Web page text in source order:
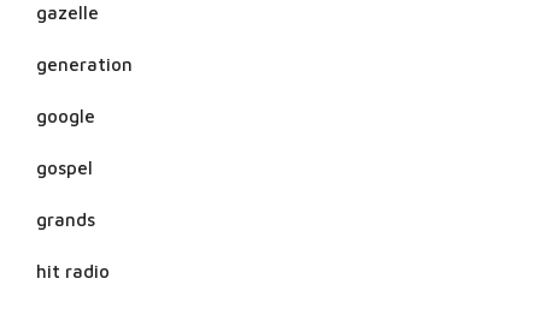
gazelle
generation
google
gospel
grands
hit radio